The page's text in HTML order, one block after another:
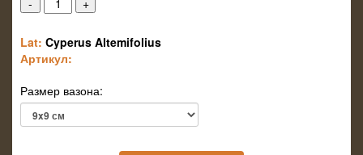
Lat: Cyperus Altemifolius
Артикул:
Размер вазона: